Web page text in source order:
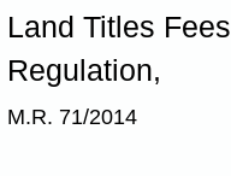
Land Titles Fees
Regulation,
M.R. 71/2014